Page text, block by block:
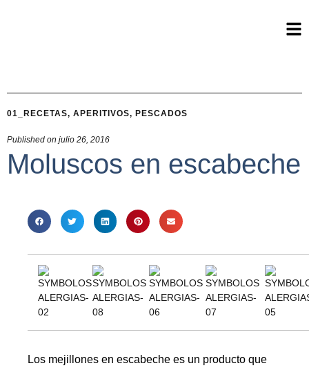
01_RECETAS, APERITIVOS, PESCADOS
Published on julio 26, 2016
Moluscos en escabeche
Los mejillones en escabeche es un producto que